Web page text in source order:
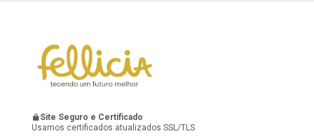
Site Seguro e Certificado
Usamos certificados atualizados SSL/TLS